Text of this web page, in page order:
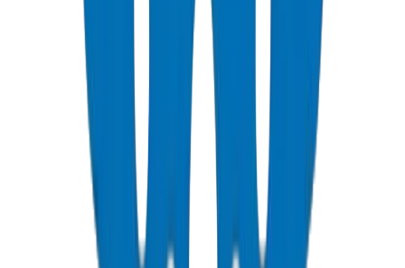
Test de pression : Test hydrostatique à 1,5× la pression de service
pendant 1 heure minimum selon BS EN 1452-2. Les produits
Crown PVC Pipes / Fittings haute pression sont testés à l'éclatement
en usine à 42,0 MPa à 20°C selon BS EN 921 / ISO 1167.
Certification de conformité : Demandez les certificats de conformité
de la municipalité de Dubaï de Crown (par ex., DM-PRES-
BSEN1452-2024-001 pour la pression, DM-DRAIN-BS1329-
2024-001 pour l'évacuation) lors de la phase de soumission du
UPVC installation UAE solvent cement jointing
pipe expansion
plastic pipe installation tips